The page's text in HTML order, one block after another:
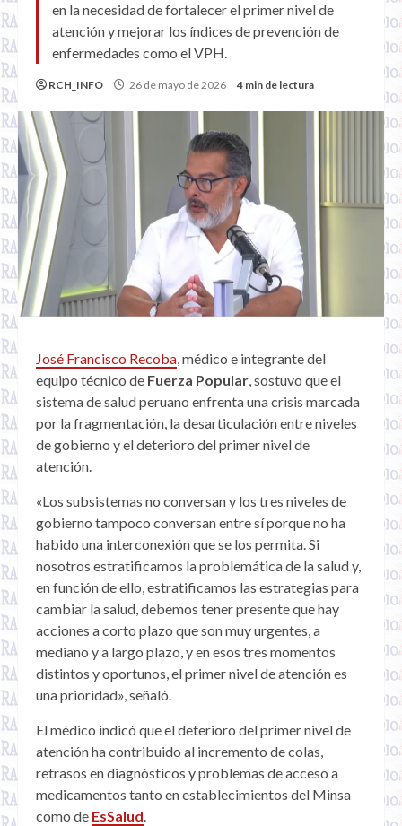
en la necesidad de fortalecer el primer nivel de
atención y mejorar los índices de prevención de
enfermedades como el VPH.
RCH_INFO 26 de mayo de 2026 4 min de lectura
José Francisco Recoba, médico e integrante del
equipo técnico de Fuerza Popular, sostuvo que el
sistema de salud peruano enfrenta una crisis marcada
por la fragmentación, la desarticulación entre niveles
de gobierno y el deterioro del primer nivel de
atención.
«Los subsistemas no conversan y los tres niveles de
gobierno tampoco conversan entre sí porque no ha
habido una interconexión que se los permita. Si
nosotros estratificamos la problemática de la salud y,
en función de ello, estratificamos las estrategias para
cambiar la salud, debemos tener presente que hay
acciones a corto plazo que son muy urgentes, a
mediano y a largo plazo, y en esos tres momentos
distintos y oportunos, el primer nivel de atención es
una prioridad», señaló.
El médico indicó que el deterioro del primer nivel de
atención ha contribuido al incremento de colas,
retrasos en diagnósticos y problemas de acceso a
medicamentos tanto en establecimientos del Minsa
como de EsSalud.